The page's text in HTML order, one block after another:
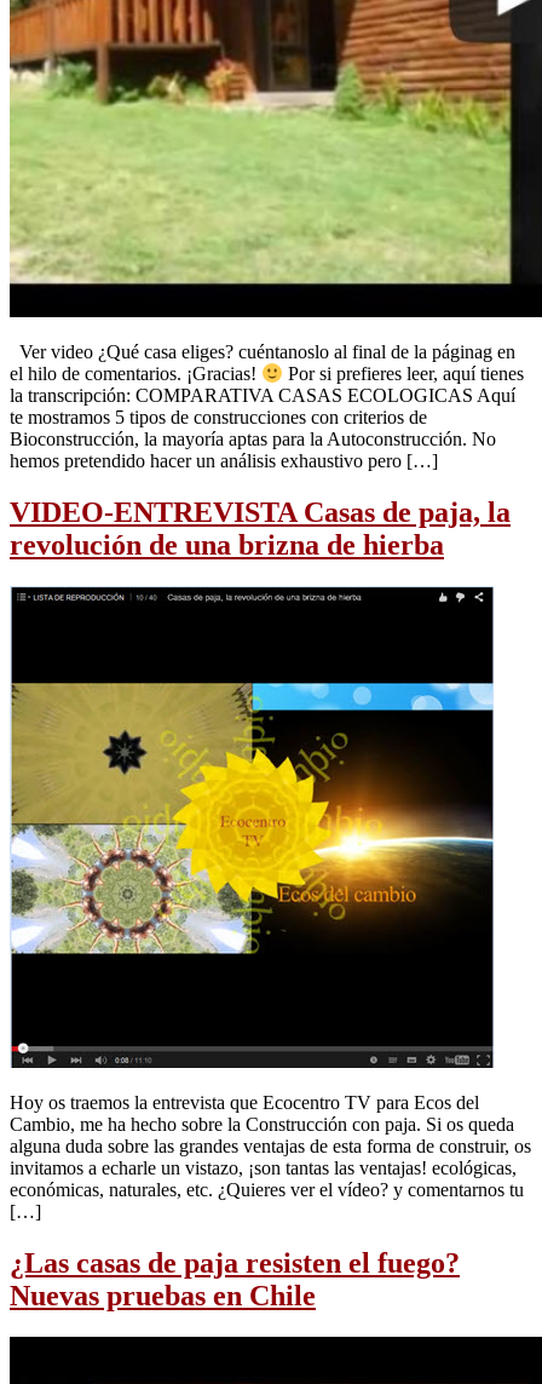
Ver video ¿Qué casa eliges? cuéntanoslo al final de la páginag en
el hilo de comentarios. ¡Gracias!
Por si prefieres leer, aquí tienes
la transcripción: COMPARATIVA CASAS ECOLOGICAS Aquí
te mostramos 5 tipos de construcciones con criterios de
Bioconstrucción, la mayoría aptas para la Autoconstrucción. No
hemos pretendido hacer un análisis exhaustivo pero […]
VIDEO-ENTREVISTA Casas de paja, la
revolución de una brizna de hierba
Hoy os traemos la entrevista que Ecocentro TV para Ecos del
Cambio, me ha hecho sobre la Construcción con paja. Si os queda
alguna duda sobre las grandes ventajas de esta forma de construir, os
invitamos a echarle un vistazo, ¡son tantas las ventajas! ecológicas,
económicas, naturales, etc. ¿Quieres ver el vídeo? y comentarnos tu
[…]
¿Las casas de paja resisten el fuego?
Nuevas pruebas en Chile